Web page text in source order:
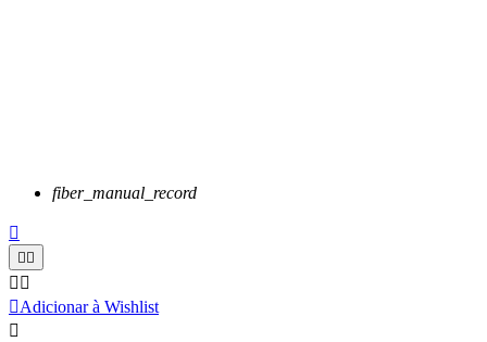
fiber_manual_record

 
 
Adicionar à Wishlist
